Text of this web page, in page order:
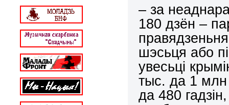
– за
180 дзён –
шэсьця або
увесьці
тыс. да 1 млн
да 480